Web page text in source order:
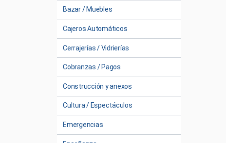
Bazar / Muebles
Cajeros Automáticos
Cerrajerías / Vidrierías
Cobranzas / Pagos
Construcción y anexos
Cultura / Espectáculos
Emergencias